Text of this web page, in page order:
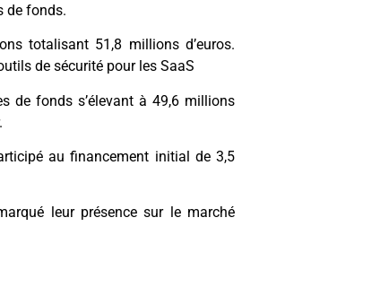
de fonds.
totalisant 51,8 millions d’euros.
de sécurité pour les SaaS
de fonds s’élevant à 49,6 millions
au financement initial de 3,5
leur présence sur le marché